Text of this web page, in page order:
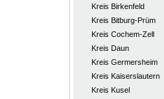
Kreis Birkenfeld
Kreis Bitburg-Prüm
Kreis Cochem-Zell
Kreis Daun
Kreis Germersheim
Kreis Kaiserslautern
Kreis Kusel